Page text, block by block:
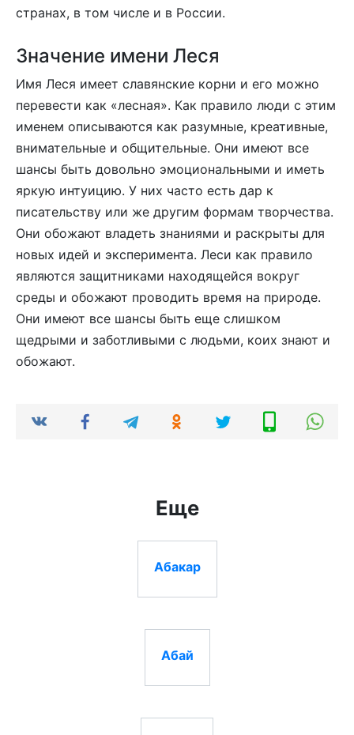
странах, в том числе и в России.
Значение имени Леся
Имя Леся имеет славянские корни и его можно
перевести как «лесная». Как правило люди с этим
именем описываются как разумные, креативные,
внимательные и общительные. Они имеют все
шансы быть довольно эмоциональными и иметь
яркую интуицию. У них часто есть дар к
писательству или же другим формам творчества.
Они обожают владеть знаниями и раскрыты для
новых идей и эксперимента. Леси как правило
являются защитниками находящейся вокруг
среды и обожают проводить время на природе.
Они имеют все шансы быть еще слишком
щедрыми и заботливыми с людьми, коих знают и
обожают.
Еще
Абакар
Абай